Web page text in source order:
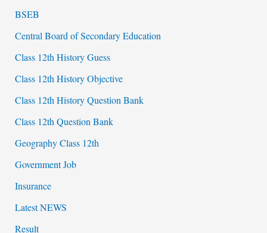
BSEB
Central Board of Secondary Education
Class 12th History Guess
Class 12th History Objective
Class 12th History Question Bank
Class 12th Question Bank
Geography Class 12th
Government Job
Insurance
Latest NEWS
Result